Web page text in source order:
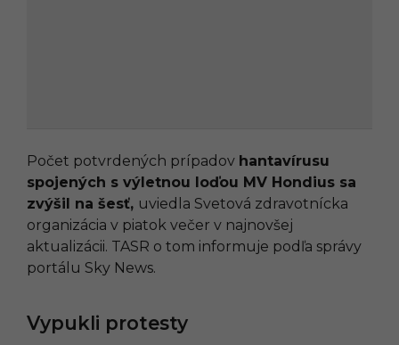
Počet potvrdených prípadov hantavírusu
spojených s výletnou loďou MV Hondius sa
zvýšil na šesť, uviedla Svetová zdravotnícka
organizácia v piatok večer v najnovšej
aktualizácii. TASR o tom informuje podľa správy
portálu Sky News.
Vypukli protesty